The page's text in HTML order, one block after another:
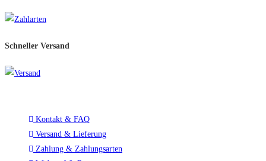
Schneller Versand​
Kontakt & FAQ
Versand & Lieferung
Zahlung & Zahlungsarten